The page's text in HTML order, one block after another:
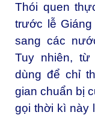
Thói quen
trước lễ
sang các
Tuy nhiên, từ
dùng để chỉ
gian chuẩn bị
gọi thời kì này